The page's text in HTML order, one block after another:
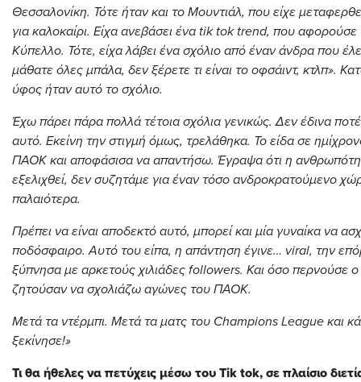
Θεσσαλονίκη. Τότε ήταν και το Μουντιάλ, που είχε
για καλοκαίρι. Είχα ανεβάσει ένα tik tok trend, που αφορούσε
Κύπελλο. Τότε, είχα λάβει ένα σχόλιο από έναν άνδρα που
μάθατε όλες μπάλα, δεν ξέρετε τι είναι το οφσάιντ, κτλπ».
ύφος ήταν αυτό το σχόλιο.
Έχω πάρει πάρα πολλά τέτοια σχόλια γενικώς. Δεν έδινα
αυτό. Εκείνη την στιγμή όμως, τρελάθηκα. Το είδα σε
ΠΑΟΚ και αποφάσισα να απαντήσω. Έγραψα ότι η
εξελιχθεί, δεν συζητάμε για έναν τόσο ανδροκρατούμενο
παλαιότερα.
Πρέπει να είναι αποδεκτό αυτό, μπορεί και μία γυναίκα να
ποδόσφαιρο. Αυτό του είπα, η απάντηση έγινε… viral, την
ξύπνησα με αρκετούς χιλιάδες followers. Και όσο περνούσε
ζητούσαν να σχολιάζω αγώνες του ΠΑΟΚ.
Μετά τα ντέρμπι. Μετά τα ματς του Champions League και
ξεκίνησε!»
Τι θα ήθελες να πετύχεις μέσω του Τik tok, σε πλαίσιο